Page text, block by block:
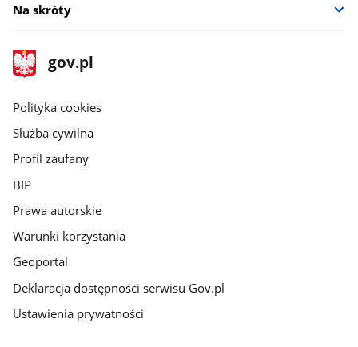
Na skróty
stopka
gov.pl
Strona
gov.pl
gov.pl
Polityka cookies
Służba cywilna
Profil zaufany
BIP
Prawa autorskie
Warunki korzystania
Geoportal
Deklaracja dostępności serwisu Gov.pl
Ustawienia prywatności